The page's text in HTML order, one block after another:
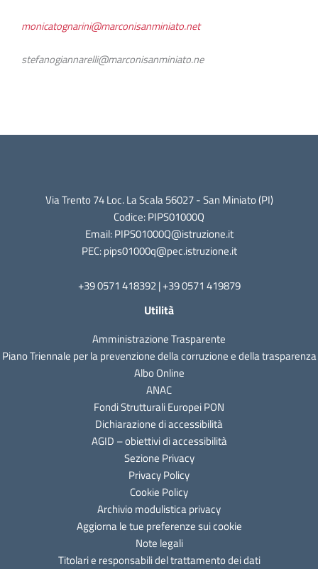
monicatognarini@marconisanminiato.net
stefanogiannarelli@marconisanminiato.ne
Via Trento 74 Loc. La Scala 56027 - San Miniato (PI)
Codice: PIPS01000Q
Email: PIPS01000Q@istruzione.it
PEC: pips01000q@pec.istruzione.it
+39 0571 418392 | +39 0571 419879
Utilità
Amministrazione Trasparente
Piano Triennale per la prevenzione della corruzione e della trasparenza
Albo Online
ANAC
Fondi Strutturali Europei PON
Dichiarazione di accessibilità
AGID – obiettivi di accessibilità
Sezione Privacy
Privacy Policy
Cookie Policy
Archivio modulistica privacy
Aggiorna le tue preferenze sui cookie
Note legali
Titolari e responsabili del trattamento dei dati